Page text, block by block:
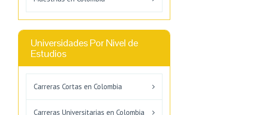
Universidades Por Nivel de
Estudios
Carreras Cortas en Colombia
Carreras Universitarias en Colombia